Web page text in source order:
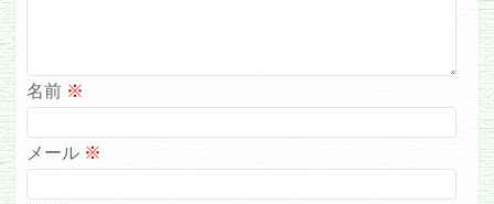
名前 ※
メール ※